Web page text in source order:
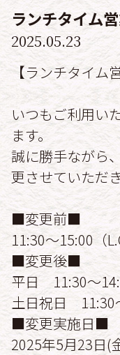
ランチタイム
2025.05.23
【ランチタイム
いつもご利用い
ます。
誠に勝手ながら
更させていただき
■変更前■
11:30～15:00（
■変更後■
平日 11:30～
土日祝日 11:30
■変更実施日■
2025年5月23日(